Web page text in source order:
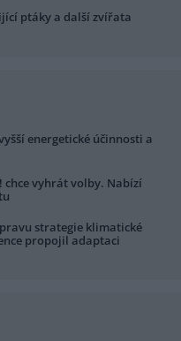
ptáky a další zvířata
energetické účinnosti a
vyhrát volby. Nabízí
strategie klimatické
propojil adaptaci